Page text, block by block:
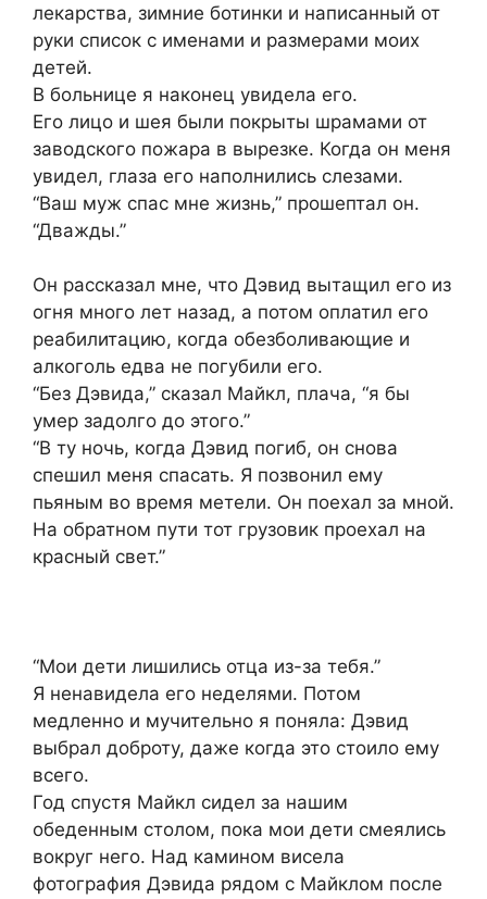
лекарства, зимние ботинки и написанный от
руки список с именами и размерами моих
детей.
В больнице я наконец увидела его.
Его лицо и шея были покрыты шрамами от
заводского пожара в вырезке. Когда он меня
увидел, глаза его наполнились слезами.
“Ваш муж спас мне жизнь,” прошептал он.
“Дважды.”
Он рассказал мне, что Дэвид вытащил его из
огня много лет назад, а потом оплатил его
реабилитацию, когда обезболивающие и
алкоголь едва не погубили его.
“Без Дэвида,” сказал Майкл, плача, “я бы
умер задолго до этого.”
“В ту ночь, когда Дэвид погиб, он снова
спешил меня спасать. Я позвонил ему
пьяным во время метели. Он поехал за мной.
На обратном пути тот грузовик проехал на
красный свет.”
“Мои дети лишились отца из-за тебя.”
Я ненавидела его неделями. Потом
медленно и мучительно я поняла: Дэвид
выбрал доброту, даже когда это стоило ему
всего.
Год спустя Майкл сидел за нашим
обеденным столом, пока мои дети смеялись
вокруг него. Над камином висела
фотография Дэвида рядом с Майклом после